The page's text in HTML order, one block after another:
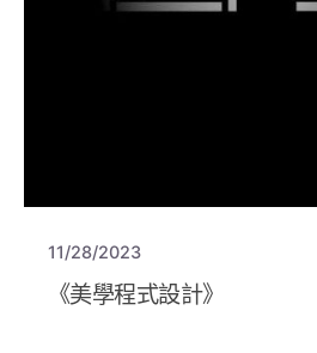
11/28/2023
《美學程式設計》